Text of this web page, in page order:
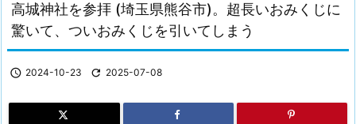
高城神社を参拝 (埼玉県熊谷市)。超長いおみくじに
驚いて、ついおみくじを引いてしまう
 2024-10-23  2025-07-08